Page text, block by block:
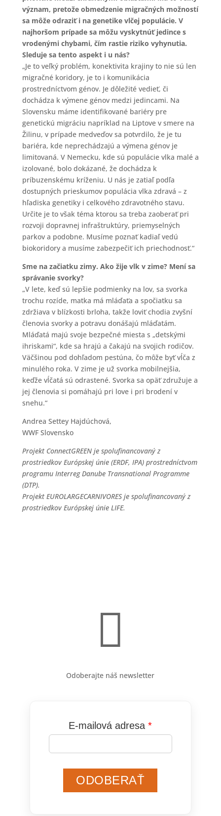
význam, pretože obmedzenie migračných možností
sa môže odraziť i na genetike vlčej populácie. V
najhoršom prípade sa môžu vyskytnúť jedince s
vrodenými chybami, čím rastie riziko vyhynutia.
Sleduje sa tento aspekt i u nás?
„Je to veľký problém, konektivita krajiny to nie sú len
migračné koridory, je to i komunikácia
prostredníctvom génov. Je dôležité vedieť, či
dochádza k výmene génov medzi jedincami. Na
Slovensku máme identifikované bariéry pre
genetickú migráciu napríklad na Liptove v smere na
Žilinu, v prípade medveďov sa potvrdilo, že je tu
bariéra, kde neprechádzajú a výmena génov je
limitovaná. V Nemecku, kde sú populácie vlka malé a
izolované, bolo dokázané, že dochádza k
príbuzenskému kríženiu. U nás je zatiaľ podľa
dostupných prieskumov populácia vlka zdravá – z
hľadiska genetiky i celkového zdravotného stavu.
Určite je to však téma ktorou sa treba zaoberať pri
rozvoji dopravnej infraštruktúry, priemyselných
parkov a podobne. Musíme poznať kadiaľ vedú
biokoridory a musíme zabezpečiť ich priechodnosť.“
Sme na začiatku zimy. Ako žije vlk v zime? Mení sa
správanie svorky?
„V lete, keď sú lepšie podmienky na lov, sa svorka
trochu rozíde, matka má mláďaťa a spočiatku sa
zdržiava v blízkosti brloha, takže loviť chodia zvyšní
členovia svorky a potravu donášajú mláďatám.
Mláďatá majú svoje bezpečné miesta s „detskými
ihriskami“, kde sa hrajú a čakajú na svojich rodičov.
Väčšinou pod dohľadom pestúna, čo môže byť vĺča z
minulého roka. V zime je už svorka mobilnejšia,
keďže vĺčatá sú odrastené. Svorka sa opäť združuje a
jej členovia si pomáhajú pri love i pri brodení v
snehu.“
Andrea Settey Hajdúchová,
WWF Slovensko
Projekt ConnectGREEN je spolufinancovaný z
prostriedkov Európskej únie (ERDF, IPA) prostredníctvom
programu Interreg Danube Transnational Programme
(DTP).
Projekt EUROLARGECARNIVORES je spolufinancovaný z
prostriedkov Európskej únie LIFE.

Odoberajte náš newsletter
E-mailová adresa
ODOBERAŤ